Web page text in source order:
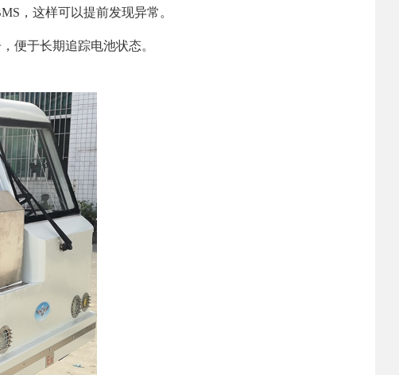
，这样可以提前发现异常。
便于长期追踪电池状态。